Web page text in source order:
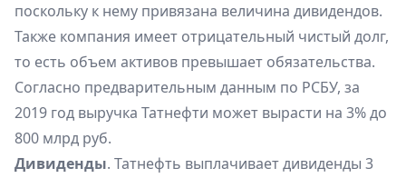
поскольку к нему привязана величина дивидендов.
Также компания имеет отрицательный чистый долг,
то есть объем активов превышает обязательства.
Согласно предварительным данным по РСБУ, за
2019 год выручка Татнефти может вырасти на 3% до
800 млрд руб.
Дивиденды. Татнефть выплачивает дивиденды 3